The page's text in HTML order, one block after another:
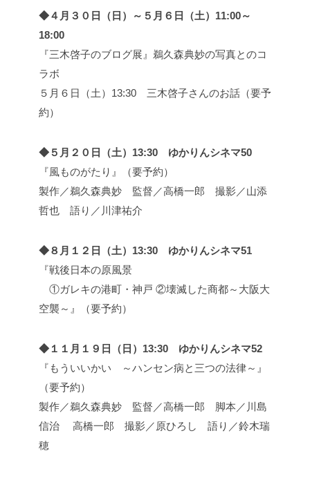
◆４月３０日（日）～５月６日（土）11:00～
18:00
『三木啓子のブログ展』鵜久森典妙の写真とのコ
ラボ
５月６日（土）13:30 三木啓子さんのお話（要予
約）
◆５月２０日（土）13:30 ゆかりんシネマ50
『風ものがたり』（要予約）
製作／鵜久森典妙 監督／高橋一郎 撮影／山添
哲也 語り／川津祐介
◆８月１２日（土）13:30 ゆかりんシネマ51
『戦後日本の原風景
①ガレキの港町・神戸 ②壊滅した商都～大阪大
空襲～』（要予約）
◆１１月１９日（日）13:30 ゆかりんシネマ52
『もういいかい ～ハンセン病と三つの法律～』
（要予約）
製作／鵜久森典妙 監督／高橋一郎 脚本／川島
信治 高橋一郎 撮影／原ひろし 語り／鈴木瑞
穂